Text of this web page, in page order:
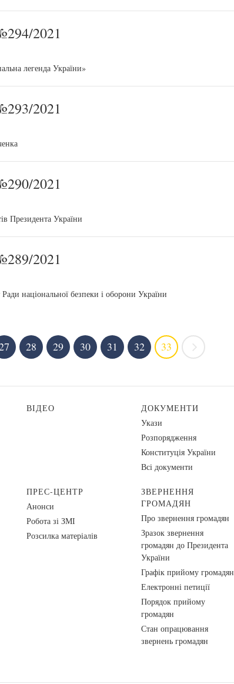
2021
легенда України»
2021
2021
Президента України
2021
національної безпеки і оборони України
28 29 30 31 32 33
ВІДЕО
ДОКУМЕНТИ
Укази
Розпорядження
Конституція України
Всі документи
ПРЕС-ЦЕНТР
Анонси
Робота зі ЗМІ
Розсилка матеріалів
ЗВЕРНЕННЯ
ГРОМАДЯН
Про звернення громадян
Зразок звернення
громадян до Президента
України
Графік прийому громадян
Електронні петиції
Порядок прийому
громадян
Стан опрацювання
звернень громадян